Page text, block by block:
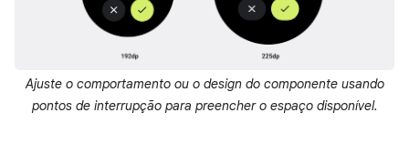
Ajuste o comportamento ou o design do componente usando
pontos de interrupção para preencher o espaço disponível.